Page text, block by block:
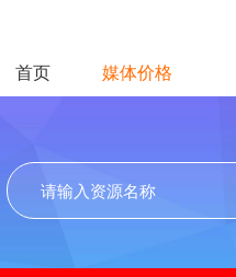
首页 媒体价格